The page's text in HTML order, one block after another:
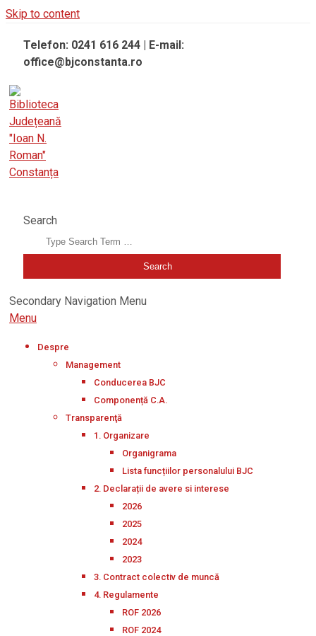
Skip to content
Telefon: 0241 616 244 | E-mail:
office@bjconstanta.ro
Search
Secondary Navigation Menu
Menu
Despre
Management
Conducerea BJC
Componență C.A.
Transparenţă
1. Organizare
Organigrama
Lista funcțiilor personalului BJC
2. Declarații de avere si interese
2026
2025
2024
2023
3. Contract colectiv de muncă
4. Regulamente
ROF 2026
ROF 2024